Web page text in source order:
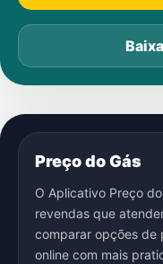
Preço do Gás
O Aplicativo Preço
revendas que
comparar opções de
online com mais